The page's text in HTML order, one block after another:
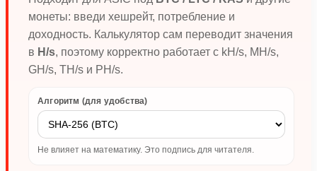
монеты: введи хешрейт, потребление и
доходность. Калькулятор сам переводит значения
в H/s, поэтому корректно работает с kH/s, MH/s,
GH/s, TH/s и PH/s.
Алгоритм (для удобства)
Не влияет на математику. Это подпись для читателя.